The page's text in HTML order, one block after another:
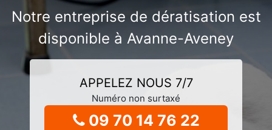
Notre entreprise de dératisation est
disponible à Avanne-Aveney
APPELEZ NOUS 7/7
Numéro non surtaxé
09 70 14 76 22